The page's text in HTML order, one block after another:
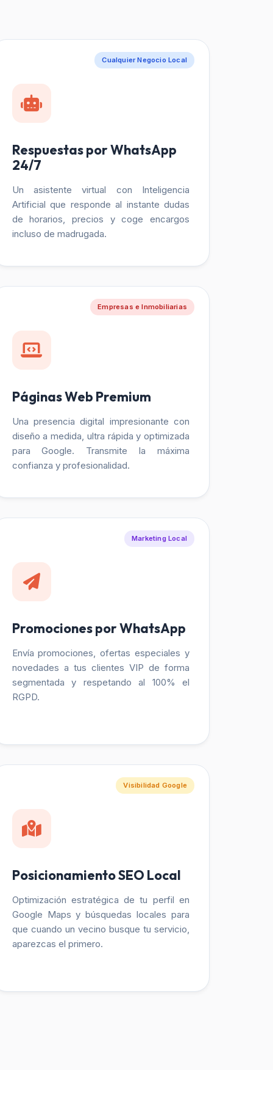
Cualquier Negocio Local
Respuestas por WhatsApp
24/7
Un asistente virtual con Inteligencia
Artificial que responde al instante dudas
de horarios, precios y coge encargos
incluso de madrugada.
Empresas e Inmobiliarias
Páginas Web Premium
Una presencia digital impresionante con
diseño a medida, ultra rápida y optimizada
para Google. Transmite la máxima
confianza y profesionalidad.
Marketing Local
Promociones por WhatsApp
Envía promociones, ofertas especiales y
novedades a tus clientes VIP de forma
segmentada y respetando al 100% el
RGPD.
Visibilidad Google
Posicionamiento SEO Local
Optimización estratégica de tu perfil en
Google Maps y búsquedas locales para
que cuando un vecino busque tu servicio,
aparezcas el primero.